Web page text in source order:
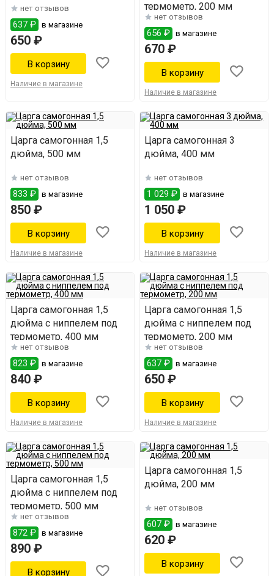
нет отзывов
637 ₽ в магазине
650 ₽
Наличие в магазине
термометр, 200 мм
нет отзывов
656 ₽ в магазине
670 ₽
Наличие в магазине
Царга самогонная 1,5
дюйма, 500 мм
нет отзывов
833 ₽ в магазине
850 ₽
Наличие в магазине
Царга самогонная 3
дюйма, 400 мм
нет отзывов
1 029 ₽ в магазине
1 050 ₽
Наличие в магазине
Царга самогонная 1,5
дюйма с ниппелем под
термометр, 400 мм
нет отзывов
823 ₽ в магазине
840 ₽
Наличие в магазине
Царга самогонная 1,5
дюйма с ниппелем под
термометр, 200 мм
нет отзывов
637 ₽ в магазине
650 ₽
Наличие в магазине
Царга самогонная 1,5
дюйма с ниппелем под
термометр, 500 мм
нет отзывов
872 ₽ в магазине
890 ₽
Царга самогонная 1,5
дюйма, 200 мм
нет отзывов
607 ₽ в магазине
620 ₽